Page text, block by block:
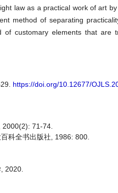
law as a practical work of art
method of separating
of customary elements that are
https://doi.org/10.12677/
71-74.
科全书出版社, 1986: 800.
2020.